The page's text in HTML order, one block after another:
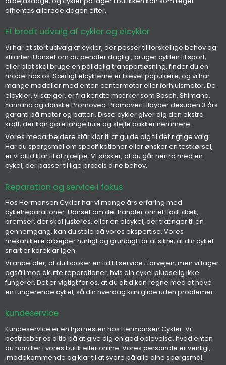
afhentes allerede dagen efter.
Et bredt udvalg af cykler og elcykler
Vi har et stort udvalg af cykler, der passer til forskellige behov og
stilarter. Uanset om du pendler dagligt, bruger cyklen til sport,
eller blot skal bruge en pålidelig transportløsning, finder du en
model hos os. Særligt elcyklerne er blevet populære, og vi har
mange modeller med enten centermotor eller forhjulsmotor. De
elcykler, vi sælger, er fra kendte mærker som Bosch, Shimano,
Yamaha og danske Promovec. Promovec tilbyder desuden 3 års
garanti på motor og batteri. Disse cykler giver dig den ekstra
kraft, der kan gøre lange ture og stejle bakker nemmere.
Vores medarbejdere står klar til at guide dig til det rigtige valg.
Har du spørgsmål om specifikationer eller ønsker en testkørsel,
er vi altid klar til at hjælpe. Vi ønsker, at du går herfra med en
cykel, der passer til lige præcis dine behov.
Reparation og service i fokus
Hos Hermansen Cykler har vi mange års erfaring med
cykelreparationer. Uanset om det handler om et fladt dæk,
bremser, der skal justeres, eller en elcykel, der trænger til en
gennemgang, kan du stole på vores ekspertise. Vores
mekanikere arbejder hurtigt og grundigt for at sikre, at din cykel
snart er køreklar igen.
Vi anbefaler, at du booker en tid til service i forvejen, men vi tager
også imod akutte reparationer, hvis din cykel pludselig ikke
fungerer. Det er vigtigt for os, at du altid kan regne med at have
en fungerende cykel, så din hverdag kan glide uden problemer.
kundeservice
Kundeservice er en hjørnesten hos Hermansen Cykler. Vi
bestræber os altid på at give dig en god oplevelse, hvad enten
du handler i vores butik eller online. Vores personale er venligt,
imødekommende og klar til at svare på alle dine spørgsmål.